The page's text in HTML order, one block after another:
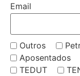
Email
Outros
Aposentados
TEDUT